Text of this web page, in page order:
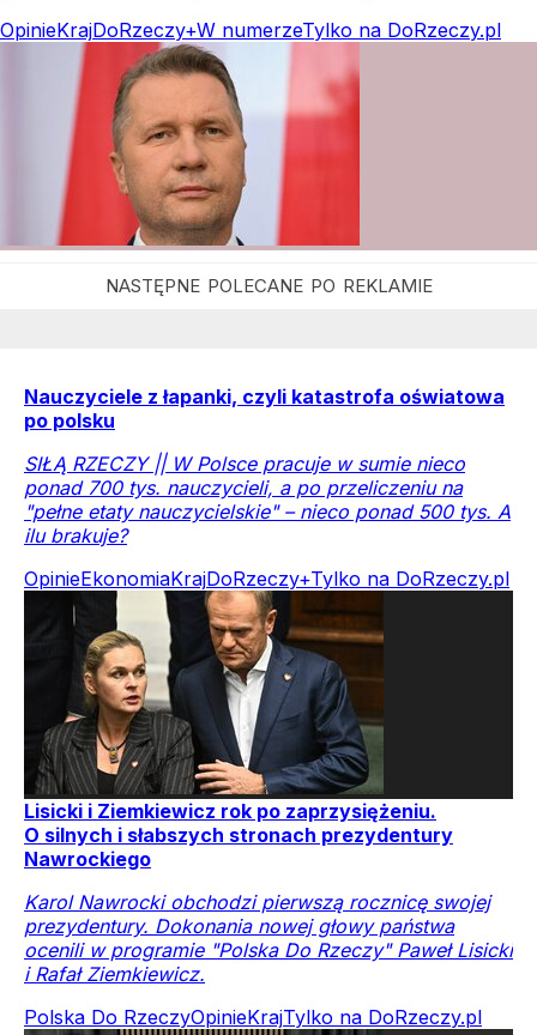
OpinieKrajDoRzeczy+W numerzeTylko na DoRzeczy.pl
Nauczyciele z łapanki, czyli katastrofa oświatowa
po polsku
SIŁĄ RZECZY || W Polsce pracuje w sumie nieco
ponad 700 tys. nauczycieli, a po przeliczeniu na
"pełne etaty nauczycielskie" – nieco ponad 500 tys. A
ilu brakuje?
OpinieEkonomiaKrajDoRzeczy+Tylko na DoRzeczy.pl
Lisicki i Ziemkiewicz rok po zaprzysiężeniu.
O silnych i słabszych stronach prezydentury
Nawrockiego
Karol Nawrocki obchodzi pierwszą rocznicę swojej
prezydentury. Dokonania nowej głowy państwa
ocenili w programie "Polska Do Rzeczy" Paweł Lisicki
i Rafał Ziemkiewicz.
Polska Do RzeczyOpinieKrajTylko na DoRzeczy.pl